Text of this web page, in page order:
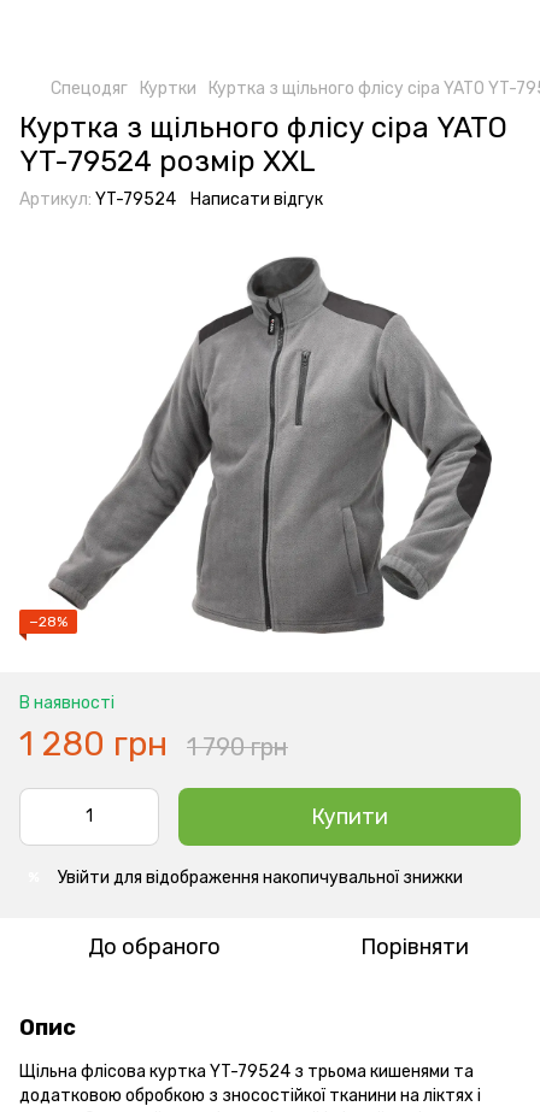
Спецодяг Куртки Куртка з щільного флісу сіра YATO YT-
Куртка з щільного флісу сіра YATO
YT-79524 розмір XXL
Артикул: YT-79524 Написати відгук
−28%
В наявності
1 280 грн 1 790 грн
Купити
Увійти для відображення накопичувальної знижки
До обраного Порівняти
Опис
Щільна флісова куртка YT-79524 з трьома кишенями та
додатковою обробкою з зносостійкої тканини на ліктях і